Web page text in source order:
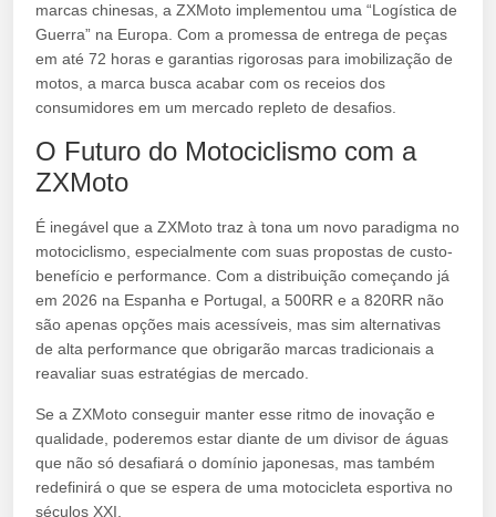
marcas chinesas, a ZXMoto implementou uma “Logística de
Guerra” na Europa. Com a promessa de entrega de peças
em até 72 horas e garantias rigorosas para imobilização de
motos, a marca busca acabar com os receios dos
consumidores em um mercado repleto de desafios.
O Futuro do Motociclismo com a
ZXMoto
É inegável que a ZXMoto traz à tona um novo paradigma no
motociclismo, especialmente com suas propostas de custo-
benefício e performance. Com a distribuição começando já
em 2026 na Espanha e Portugal, a 500RR e a 820RR não
são apenas opções mais acessíveis, mas sim alternativas
de alta performance que obrigarão marcas tradicionais a
reavaliar suas estratégias de mercado.
Se a ZXMoto conseguir manter esse ritmo de inovação e
qualidade, poderemos estar diante de um divisor de águas
que não só desafiará o domínio japonesas, mas também
redefinirá o que se espera de uma motocicleta esportiva no
séculos XXI.